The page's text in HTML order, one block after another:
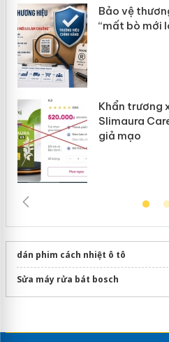
Bảo vệ
“mất bò mới
Khẩn trương
Slimaura
giả mạo
dán phim cách nhiệt ô tô
Sửa máy rửa bát bosch